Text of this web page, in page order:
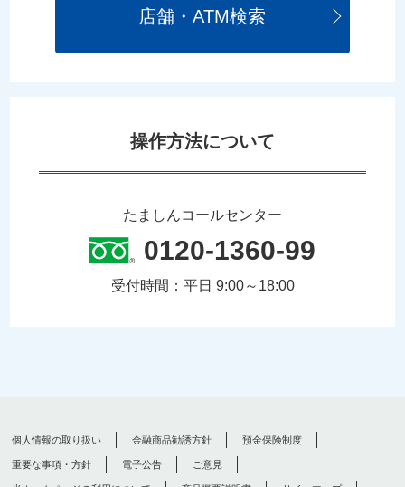
店舗・ATM検索
操作方法について
たましんコールセンター
0120-1360-99
受付時間：平日 9:00～18:00
個人情報の取り扱い 金融商品勧誘方針 預金保険制度
重要な事項・方針 電子公告 ご意見